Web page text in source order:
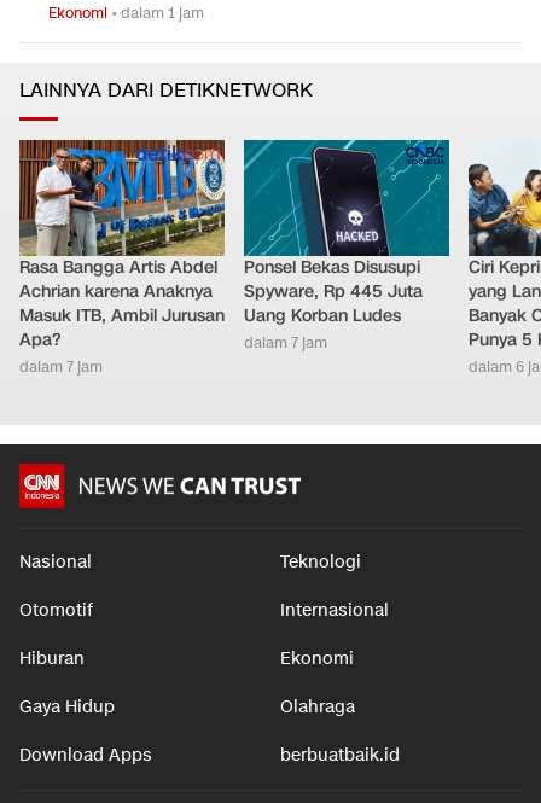
Ekonomi •dalam 1 jam
LAINNYA DARI DETIKNETWORK
Rasa Bangga Artis Abdel
Achrian karena Anaknya
Masuk ITB, Ambil Jurusan
Apa?
dalam 7 jam
Ponsel Bekas Disusupi
Spyware, Rp 445 Juta
Uang Korban Ludes
dalam 7 jam
Ciri
yang
Banyak
Punya 5
dalam 6
Nasional Teknologi
Otomotif Internasional
Hiburan Ekonomi
Gaya Hidup Olahraga
Download Apps berbuatbaik.id